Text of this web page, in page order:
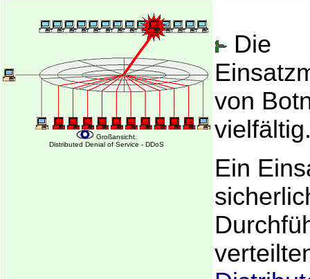
Großansicht.
Distributed Denial of Service - DDoS
Die
von
Ein